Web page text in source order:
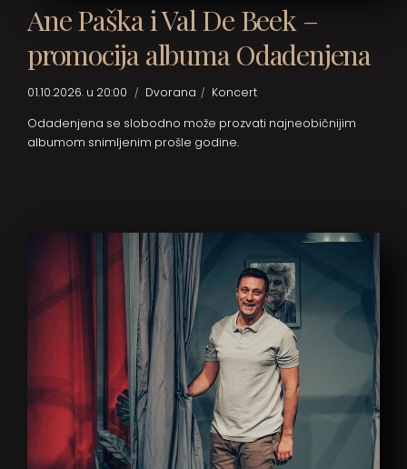
Ane Paška i Val De Beek –
promocija albuma Odadenjena
01.10.2026. u 20:00 Dvorana
Koncert
Odadenjena se slobodno može prozvati najneobičnijim
albumom snimljenim prošle godine.